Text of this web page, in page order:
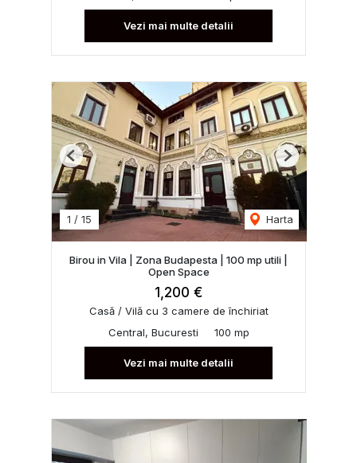
Vezi mai multe detalii
1 / 15 Harta
Previous Next
Birou in Vila | Zona Budapesta | 100 mp utili |
Open Space
1,200 €
Casă / Vilă cu 3 camere de închiriat
Central, Bucuresti
100 mp
Vezi mai multe detalii